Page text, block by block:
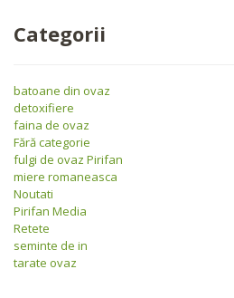
Categorii
batoane din ovaz
detoxifiere
faina de ovaz
Fără categorie
fulgi de ovaz Pirifan
miere romaneasca
Noutati
Pirifan Media
Retete
seminte de in
tarate ovaz